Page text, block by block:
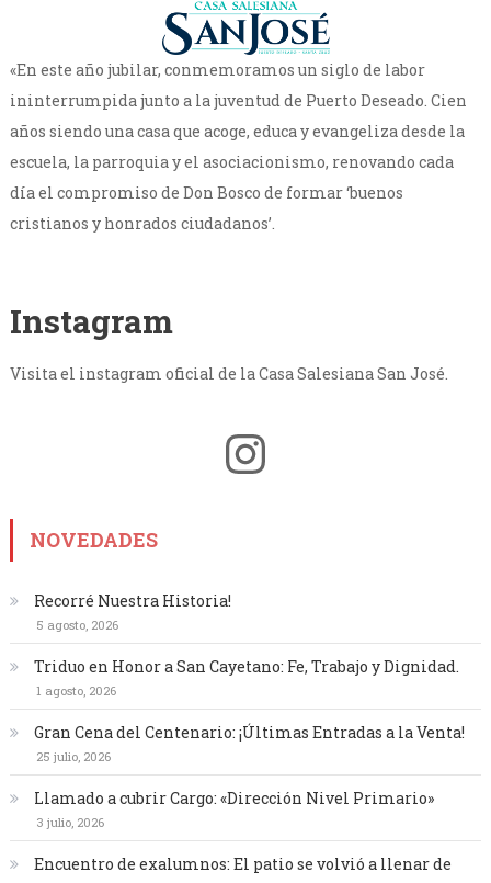
«En este año jubilar, conmemoramos un siglo de labor
ininterrumpida junto a la juventud de Puerto Deseado. Cien
años siendo una casa que acoge, educa y evangeliza desde la
escuela, la parroquia y el asociacionismo, renovando cada
día el compromiso de Don Bosco de formar ‘buenos
cristianos y honrados ciudadanos’.
Instagram
Visita el instagram oficial de la Casa Salesiana San José.
Instagram
NOVEDADES
Recorré Nuestra Historia!
5 agosto, 2026
Triduo en Honor a San Cayetano: Fe, Trabajo y Dignidad.
1 agosto, 2026
Gran Cena del Centenario: ¡Últimas Entradas a la Venta!
25 julio, 2026
Llamado a cubrir Cargo: «Dirección Nivel Primario»
3 julio, 2026
Encuentro de exalumnos: El patio se volvió a llenar de